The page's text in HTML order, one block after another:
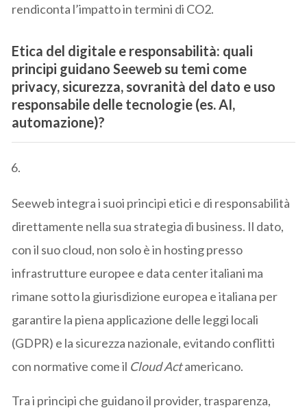
rendiconta l’impatto in termini di CO2.
Etica del digitale e responsabilità: quali
principi guidano Seeweb su temi come
privacy, sicurezza, sovranità del dato e uso
responsabile delle tecnologie (es. AI,
automazione)?
Seeweb integra i suoi principi etici e di responsabilità
direttamente nella sua strategia di business. Il dato,
con il suo cloud, non solo è in hosting presso
infrastrutture europee e data center italiani ma
rimane sotto la giurisdizione europea e italiana per
garantire la piena applicazione delle leggi locali
(GDPR) e la sicurezza nazionale, evitando conflitti
con normative come il Cloud Actamericano.
Tra i principi che guidano il provider, trasparenza,